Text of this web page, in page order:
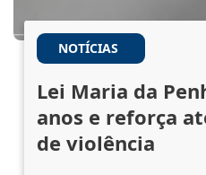
NOTÍCIAS
Lei Maria da
anos e reforça
de violência